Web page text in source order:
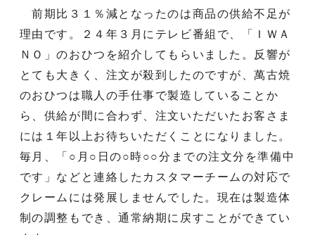
前期比３１％減となったのは商品の供給不足が
理由です。２４年３月にテレビ番組で、「ＩＷＡ
ＮＯ」のおひつを紹介してもらいました。反響が
とても大きく、注文が殺到したのですが、萬古焼
のおひつは職人の手仕事で製造していることか
ら、供給が間に合わず、注文いただいたお客さま
には１年以上お待ちいただくことになりました。
毎月、「○月○日の○時○○分までの注文分を準備中
です」などと連絡したカスタマーチームの対応で
クレームには発展しませんでした。現在は製造体
制の調整もでき、通常納期に戻すことができてい